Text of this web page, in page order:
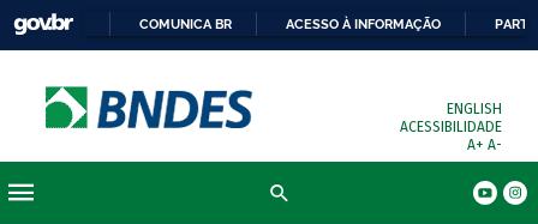
COMUNICA BR ACESSO À INFORMAÇÃO
ENGLISH
ACESSIBILIDADE
A+ A-